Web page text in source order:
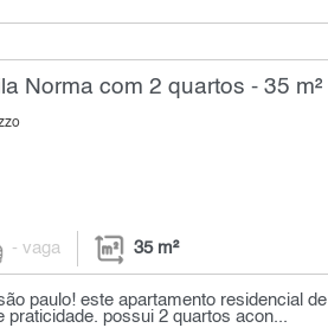
Norma com 2 quartos - 35 m²
- vaga 35 m²
paulo! este apartamento residencial de
praticidade. possui 2 quartos acon...